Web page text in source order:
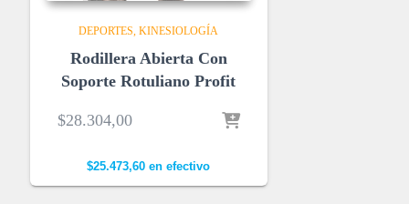
e
$
.
,
0
DEPORTES KINESIOLOGÍA
Rodillera Abierta Con
Soporte Rotuliano Profit
$28.304,00
$25.473,60 en efectivo